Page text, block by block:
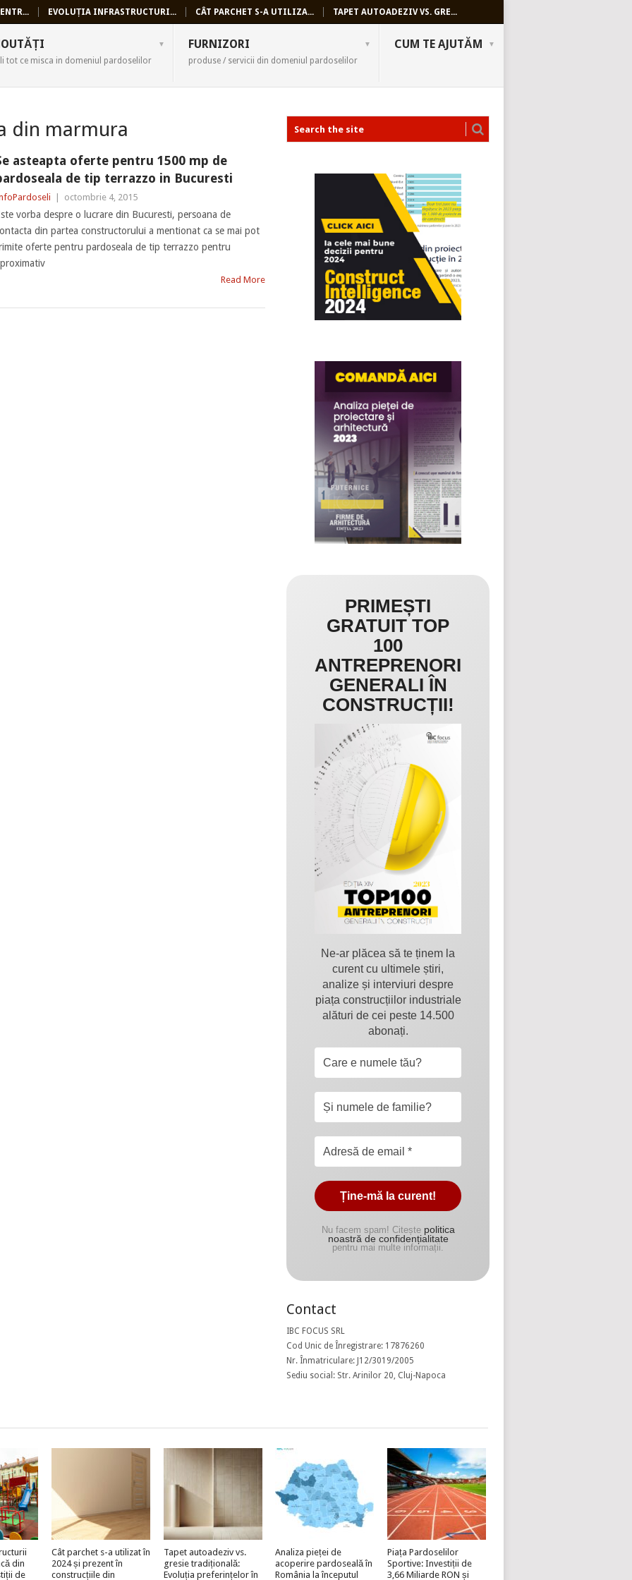
EVOLUȚIA INFRASTRUCTURI... CÂT PARCHET S-A UTILIZA... TAPET AUTOADEZIV VS. GRE...
tot ce misca in domeniul pardoselilor
FURNIZORI
produse / servicii din domeniul pardoselilor
CUM TE AJUTĂM
din marmura
asteapta oferte pentru 1500 mp de
de tip terrazzo in Bucuresti
octombrie 4, 2015
vorba despre o lucrare din Bucuresti, persoana de
din partea constructorului a mentionat ca se mai pot
oferte pentru pardoseala de tip terrazzo pentru
Read More
PRIMEȘTI
GRATUIT TOP
100
ANTREPRENORI
GENERALI ÎN
CONSTRUCȚII!
Ne-ar plăcea să te ținem la
curent cu ultimele știri,
analize și interviuri despre
piața construcțiilor industriale
alături de cei peste 14.500
abonați.
Nu facem spam! Citește politica
noastră de confidențialitate
pentru mai multe informații.
Contact
IBC FOCUS SRL
Cod Unic de Înregistrare: 17876260
Nr. Înmatriculare: J12/3019/2005
Sediu social: Str. Arinilor 20, Cluj-Napoca
din
de
Cât parchet s-a utilizat în
2024 și prezent în
construcțiile din
Tapet autoadeziv vs.
gresie tradițională:
Evoluția preferințelor în
Analiza pieței de
acoperire pardoseală în
România la începutul
Piața Pardoselilor
Sportive: Investiții de
3,66 Miliarde RON și